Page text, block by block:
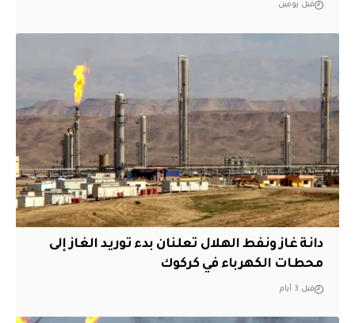
قبل يومين
دانة غاز ونفط الهلال تعلنان بدء توريد الغاز إلى
محطات الكهرباء في كركوك
قبل 3 أيام